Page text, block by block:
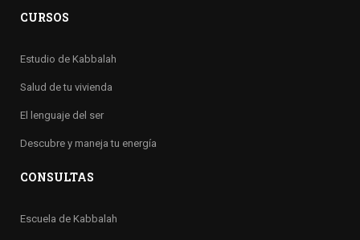
CURSOS
Estudio de Kabbalah
Salud de tu vivienda
El lenguaje del ser
Descubre y maneja tu energía
CONSULTAS
Escuela de Kabbalah